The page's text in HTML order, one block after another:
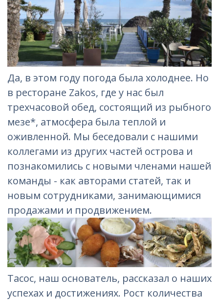
Да, в этом году погода была холоднее. Но
в ресторане Zakos, где у нас был
трехчасовой обед, состоящий из рыбного
мезе*, атмосфера была теплой и
оживленной. Мы беседовали с нашими
коллегами из других частей острова и
познакомились с новыми членами нашей
команды - как авторами статей, так и
новым сотрудниками, занимающимися
продажами и продвижением.
Тасос, наш основатель, рассказал о наших
успехах и достижениях. Рост количества